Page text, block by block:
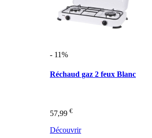
- 11%
Réchaud gaz 2 feux Blanc
57,99 €
Découvrir